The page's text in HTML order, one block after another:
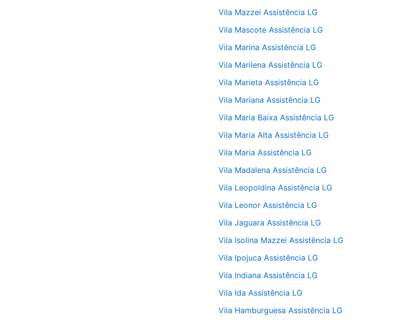
Vila Mazzei Assistência LG
Vila Mascote Assistência LG
Vila Marina Assistência LG
Vila Marilena Assistência LG
Vila Marieta Assistência LG
Vila Mariana Assistência LG
Vila Maria Baixa Assistência LG
Vila Maria Alta Assistência LG
Vila Maria Assistência LG
Vila Madalena Assistência LG
Vila Leopoldina Assistência LG
Vila Leonor Assistência LG
Vila Jaguara Assistência LG
Vila Isolina Mazzei Assistência LG
Vila Ipojuca Assistência LG
Vila Indiana Assistência LG
Vila Ida Assistência LG
Vila Hamburguesa Assistência LG